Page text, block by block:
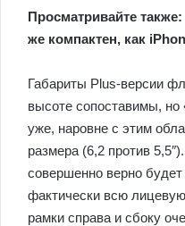
Просматривайте
же компактен, как
Габариты Plus-версии
высоте сопоставимы,
уже, наровне с этим
размера (6,2 против
совершенно верно
фактически всю
рамки справа и сбоку